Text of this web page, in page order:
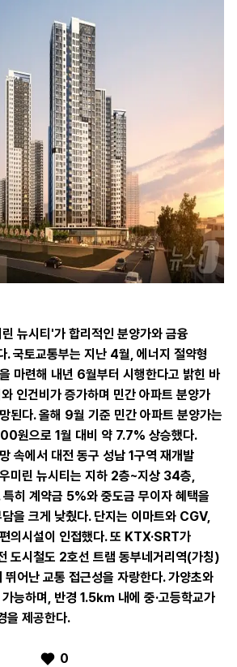
뉴시티'가 합리적인 분양가와 금융
. 국토교통부는 지난 4월, 에너지 절약형
마련해 내년 6월부터 시행한다고 밝힌 바
인건비가 증가하며 민간 아파트 분양가
된다. 올해 9월 기준 민간 아파트 분양가는
으로 1월 대비 약 7.7% 상승했다.
속에서 대전 동구 성남 1구역 재개발
미린 뉴시티는 지하 2층~지상 34층,
히 계약금 5%와 중도금 무이자 혜택을
을 크게 낮췄다. 단지는 이마트와 CGV,
의시설이 인접했다. 또 KTX·SRT가
도시철도 2호선 트램 동부네거리역(가칭)
뛰어난 교통 접근성을 자랑한다. 가양초와
능하며, 반경 1.5㎞ 내에 중·고등학교가
을 제공한다.
0